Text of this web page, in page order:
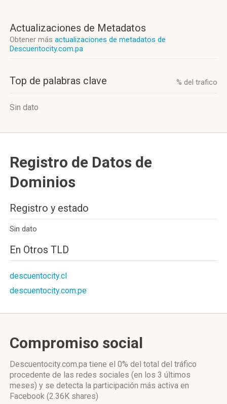
Actualizaciones de Metadatos
Obtener más actualizaciones de metadatos de
Descuentocity.com.pa
Top de palabras clave % del trafico
Sin dato
Registro de Datos de
Dominios
Registro y estado
Sin dato
En Otros TLD
descuentocity.cl
descuentocity.com.pe
Compromiso social
Descuentocity.com.pa tiene el 0% del total del tráfico
procedente de las redes sociales (en los 3 últimos
meses) y se detecta la participación más activa en
Facebook (2.36K shares)